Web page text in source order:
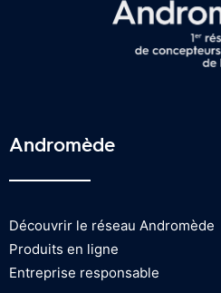
Andromède
Découvrir le réseau Andromède
Produits en ligne
Entreprise responsable